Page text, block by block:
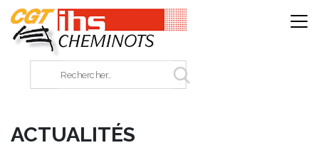
ACTUALITÉS
Panneau de gestion des cookies